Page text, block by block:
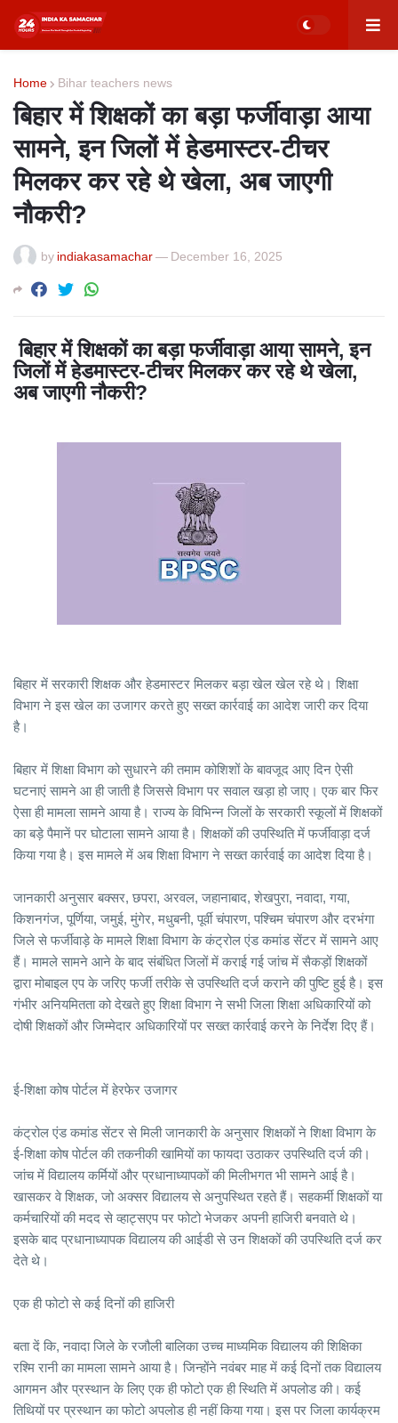
Home Bihar teachers news
बिहार में शिक्षकों का बड़ा फर्जीवाड़ा आया
सामने, इन जिलों में हेडमास्टर-टीचर
मिलकर कर रहे थे खेला, अब जाएगी
नौकरी?
by indiakasamachar— December 16, 2025
बिहार में शिक्षकों का बड़ा फर्जीवाड़ा आया सामने, इन
जिलों में हेडमास्टर-टीचर मिलकर कर रहे थे खेला,
अब जाएगी नौकरी?
बिहार में सरकारी शिक्षक और हेडमास्टर मिलकर बड़ा खेल खेल रहे थे। शिक्षा
विभाग ने इस खेल का उजागर करते हुए सख्त कार्रवाई का आदेश जारी कर दिया
है।
बिहार में शिक्षा विभाग को सुधारने की तमाम कोशिशों के बावजूद आए दिन ऐसी
घटनाएं सामने आ ही जाती है जिससे विभाग पर सवाल खड़ा हो जाए। एक बार फिर
ऐसा ही मामला सामने आया है। राज्य के विभिन्न जिलों के सरकारी स्कूलों में शिक्षकों
का बड़े पैमानें पर घोटाला सामने आया है। शिक्षकों की उपस्थिति में फर्जीवाड़ा दर्ज
किया गया है। इस मामले में अब शिक्षा विभाग ने सख्त कार्रवाई का आदेश दिया है।
जानकारी अनुसार बक्सर, छपरा, अरवल, जहानाबाद, शेखपुरा, नवादा, गया,
किशनगंज, पूर्णिया, जमुई, मुंगेर, मधुबनी, पूर्वी चंपारण, पश्चिम चंपारण और दरभंगा
जिले से फर्जीवाड़े के मामले शिक्षा विभाग के कंट्रोल एंड कमांड सेंटर में सामने आए
हैं। मामले सामने आने के बाद संबंधित जिलों में कराई गई जांच में सैकड़ों शिक्षकों
द्वारा मोबाइल एप के जरिए फर्जी तरीके से उपस्थिति दर्ज कराने की पुष्टि हुई है। इस
गंभीर अनियमितता को देखते हुए शिक्षा विभाग ने सभी जिला शिक्षा अधिकारियों को
दोषी शिक्षकों और जिम्मेदार अधिकारियों पर सख्त कार्रवाई करने के निर्देश दिए हैं।
ई-शिक्षा कोष पोर्टल में हेरफेर उजागर
कंट्रोल एंड कमांड सेंटर से मिली जानकारी के अनुसार शिक्षकों ने शिक्षा विभाग के
ई-शिक्षा कोष पोर्टल की तकनीकी खामियों का फायदा उठाकर उपस्थिति दर्ज की।
जांच में विद्यालय कर्मियों और प्रधानाध्यापकों की मिलीभगत भी सामने आई है।
खासकर वे शिक्षक, जो अक्सर विद्यालय से अनुपस्थित रहते हैं। सहकर्मी शिक्षकों या
कर्मचारियों की मदद से व्हाट्सएप पर फोटो भेजकर अपनी हाजिरी बनवाते थे।
इसके बाद प्रधानाध्यापक विद्यालय की आईडी से उन शिक्षकों की उपस्थिति दर्ज कर
देते थे।
एक ही फोटो से कई दिनों की हाजिरी
बता दें कि, नवादा जिले के रजौली बालिका उच्च माध्यमिक विद्यालय की शिक्षिका
रश्मि रानी का मामला सामने आया है। जिन्होंने नवंबर माह में कई दिनों तक विद्यालय
आगमन और प्रस्थान के लिए एक ही फोटो एक ही स्थिति में अपलोड की। कई
तिथियों पर प्रस्थान का फोटो अपलोड ही नहीं किया गया। इस पर जिला कार्यक्रम